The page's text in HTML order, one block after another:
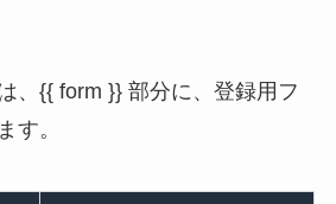
、{{ form }} 部分に、登録用フ
す。